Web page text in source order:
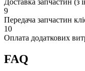
Доставка запчастин (з
9
Передача запчастин
10
Оплата додаткових
FAQ